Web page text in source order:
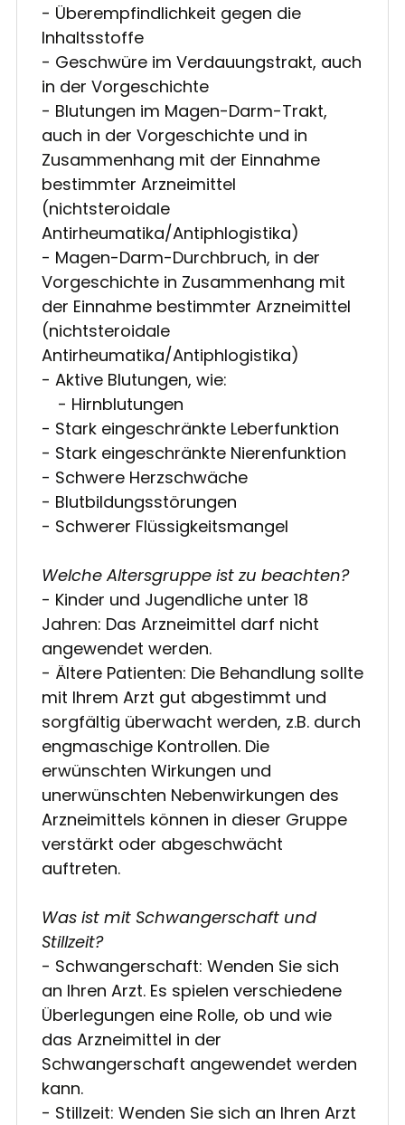
- Überempfindlichkeit gegen die
Inhaltsstoffe
- Geschwüre im Verdauungstrakt, auch
in der Vorgeschichte
- Blutungen im Magen-Darm-Trakt,
auch in der Vorgeschichte und in
Zusammenhang mit der Einnahme
bestimmter Arzneimittel
(nichtsteroidale
Antirheumatika/Antiphlogistika)
- Magen-Darm-Durchbruch, in der
Vorgeschichte in Zusammenhang mit
der Einnahme bestimmter Arzneimittel
(nichtsteroidale
Antirheumatika/Antiphlogistika)
- Aktive Blutungen, wie:
- Hirnblutungen
- Stark eingeschränkte Leberfunktion
- Stark eingeschränkte Nierenfunktion
- Schwere Herzschwäche
- Blutbildungsstörungen
- Schwerer Flüssigkeitsmangel
Welche Altersgruppe ist zu beachten?
- Kinder und Jugendliche unter 18
Jahren: Das Arzneimittel darf nicht
angewendet werden.
- Ältere Patienten: Die Behandlung sollte
mit Ihrem Arzt gut abgestimmt und
sorgfältig überwacht werden, z.B. durch
engmaschige Kontrollen. Die
erwünschten Wirkungen und
unerwünschten Nebenwirkungen des
Arzneimittels können in dieser Gruppe
verstärkt oder abgeschwächt
auftreten.
Was ist mit Schwangerschaft und
Stillzeit?
- Schwangerschaft: Wenden Sie sich
an Ihren Arzt. Es spielen verschiedene
Überlegungen eine Rolle, ob und wie
das Arzneimittel in der
Schwangerschaft angewendet werden
kann.
- Stillzeit: Wenden Sie sich an Ihren Arzt